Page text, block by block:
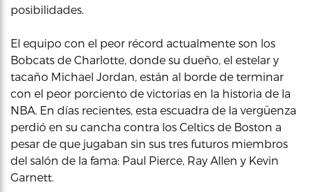
posibilidades.
El equipo con el peor récord actualmente son los
Bobcats de Charlotte, donde su dueño, el estelar y
tacaño Michael Jordan, están al borde de terminar
con el peor porciento de victorias en la historia de la
NBA. En días recientes, esta escuadra de la vergüenza
perdió en su cancha contra los Celtics de Boston a
pesar de que jugaban sin sus tres futuros miembros
del salón de la fama: Paul Pierce, Ray Allen y Kevin
Garnett.